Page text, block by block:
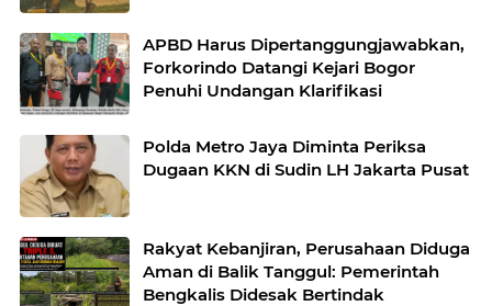
APBD Harus Dipertanggungjawabkan,
Forkorindo Datangi Kejari Bogor
Penuhi Undangan Klarifikasi
Polda Metro Jaya Diminta Periksa
Dugaan KKN di Sudin LH Jakarta Pusat
Rakyat Kebanjiran, Perusahaan Diduga
Aman di Balik Tanggul: Pemerintah
Bengkalis Didesak Bertindak